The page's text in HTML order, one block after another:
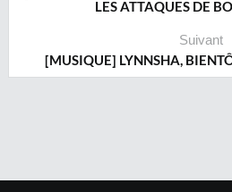
LES ATTAQUES DE
Suivant
[MUSIQUE] LYNNSHA,